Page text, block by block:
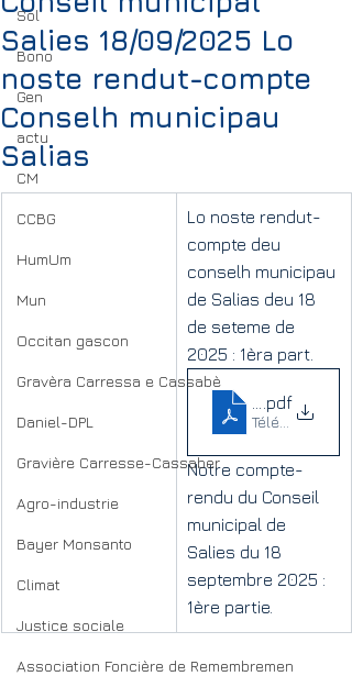
Sol
Bono
Gen
actu
CM
CCBG
HumUm
Mun
Occitan gascon
Gravèra Carressa e Cassabè
Daniel-DPL
Gravière Carresse-Cassaber
Agro-industrie
Bayer Monsanto
Climat
Justice sociale
Association Foncière de Remembremen
Salies 18/09/2025 Lo
noste rendut-compte
Conselh municipau
Salias
Lo noste rendut-
compte deu
conselh municipau
de Salias deu 18
de seteme de
2025 : 1èra part.
Notre
.pdf
Télécharger
Notre compte-
rendu du Conseil
municipal de
Salies du 18
septembre 2025 :
1ère partie.